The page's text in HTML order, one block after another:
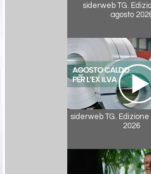
siderweb TG.
agosto
siderweb TG.
2026